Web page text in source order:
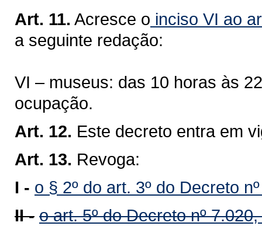
Art. 11. Acresce o inciso VI ao
a seguinte redação:
VI – museus: das 10 horas às
ocupação.
Art. 12. Este decreto entra em
Art. 13. Revoga:
I - o § 2º do art. 3º do Decreto
II - o art. 5º do Decreto nº